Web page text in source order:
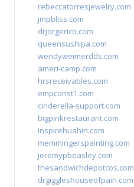
rebeccatorresjewelry.com
jmpbliss.com
drjorgerico.com
queensushipa.com
wendyweimerdds.com
ameri-camp.com
hrsreceivables.com
empconst1.com
cinderella-support.com
bigpinkrestaurant.com
inspirehuahin.com
memmingerspainting.com
jeremypbeasley.com
thesandwichdepotcos.com
drgiggleshouseofpain.com